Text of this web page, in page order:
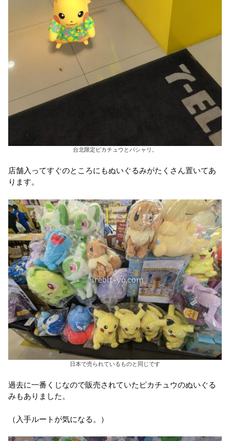
台北限定ピカチュウとパシャリ。
店舗入ってすぐのところにもぬいぐるみがたくさん置いてあ
ります。
日本で売られているものと同じです
過去に一番くじなので販売されていたピカチュウのぬいぐる
みもありました。
（入手ルートが気になる。）